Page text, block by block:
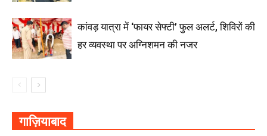
कांवड़ यात्रा में ‘फायर सेफ्टी’ फुल अलर्ट, शिविरों की
हर व्यवस्था पर अग्निशमन की नजर
गाज़ियाबाद